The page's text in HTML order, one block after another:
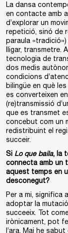
La dansa
en contacte amb
d’explorar un
repetició, sinó de
paraula «tradició»)
lligar, transmetre.
tecnologia de
dos medis
condicions
bilingüe en què
es converteixen
(re)transmissió
que es transmet
concebut com un
redistribuint el
succeir.
Si Lo que baila, la
connecta amb un
aquest temps en
desconegut?
Per a mi, significa
adoptar la
succeeix. Tot
irònicament, pot
l’ara. Mai he